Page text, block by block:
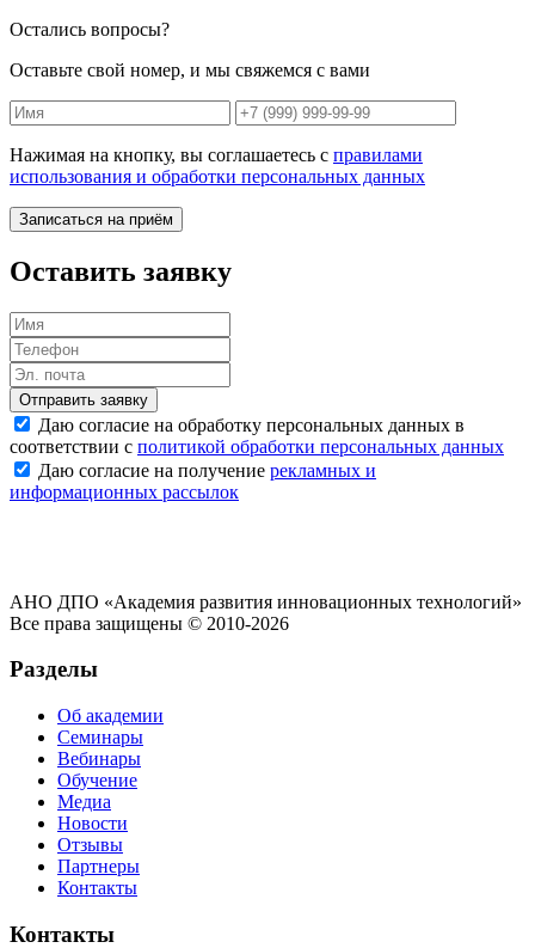
Остались вопросы?
Оставьте свой номер, и мы свяжемся с вами
Нажимая на кнопку, вы соглашаетесь с правилами
использования и обработки персональных данных
Записаться на приём
Оставить заявку
Отправить заявку
Даю согласие на обработку персональных данных в
соответствии с политикой обработки персональных данных
Даю согласие на получение рекламных и
информационных рассылок
АНО ДПО «Академия развития инновационных технологий»
Все права защищены © 2010-2026
Разделы
Об академии
Семинары
Вебинары
Обучение
Медиа
Новости
Отзывы
Партнеры
Контакты
Контакты